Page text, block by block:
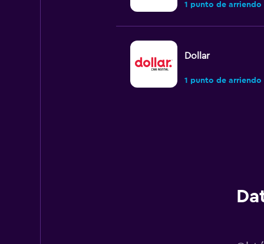
1 punto de arriendo
Dollar
1 punto de arriendo